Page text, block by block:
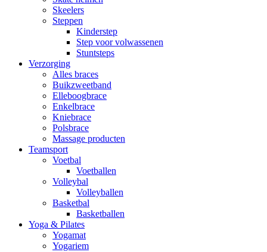
Skeelers
Steppen
Kinderstep
Step voor volwassenen
Stuntsteps
Verzorging
Alles braces
Buikzweetband
Elleboogbrace
Enkelbrace
Kniebrace
Polsbrace
Massage producten
Teamsport
Voetbal
Voetballen
Volleybal
Volleyballen
Basketbal
Basketballen
Yoga & Pilates
Yogamat
Yogariem